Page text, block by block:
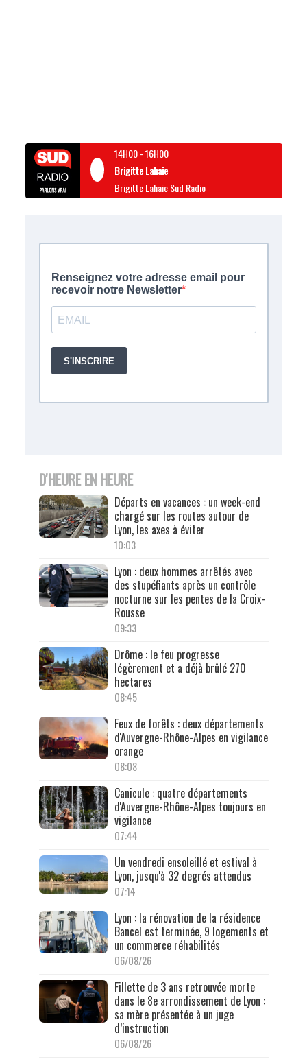
14H00-16H00
Brigitte Lahaie
Brigitte Lahaie Sud Radio
D'HEURE EN HEURE
Départs en vacances : un week-end
chargé sur les routes autour de
Lyon, les axes à éviter
10:03
Lyon : deux hommes arrêtés avec
des stupéfiants après un contrôle
nocturne sur les pentes de la Croix-
Rousse
09:33
Drôme : le feu progresse
légèrement et a déjà brûlé 270
hectares
08:45
Feux de forêts : deux départements
d'Auvergne-Rhône-Alpes en vigilance
orange
08:08
Canicule : quatre départements
d'Auvergne-Rhône-Alpes toujours en
vigilance
07:44
Un vendredi ensoleillé et estival à
Lyon, jusqu'à 32 degrés attendus
07:14
Lyon : la rénovation de la résidence
Bancel est terminée, 9 logements et
un commerce réhabilités
06/08/26
Fillette de 3 ans retrouvée morte
dans le 8e arrondissement de Lyon :
sa mère présentée à un juge
d’instruction
06/08/26